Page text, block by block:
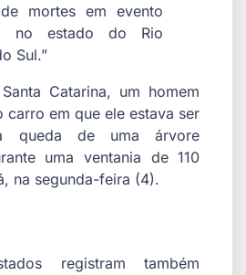
mortes em evento
no estado do Rio
Sul.”
Catarina, um homem
carro em que ele estava ser
queda de uma árvore
uma ventania de 110
na segunda-feira (4).
registram também